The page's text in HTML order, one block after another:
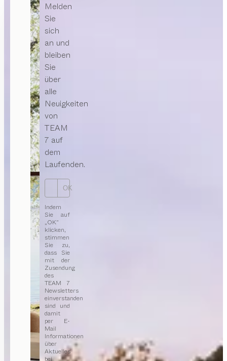
Melden
Sie
sich
an und
bleiben
Sie
über
alle
Neuigkeiten
von
TEAM
7 auf
dem
Laufenden.
OK
Indem
Sie auf
„OK“
klicken,
stimmen
Sie zu,
dass Sie
mit der
Zusendung
des
TEAM 7
Newsletters
einverstanden
sind und
damit
per E-
Mail
Informationen
über
Aktuelles
bei